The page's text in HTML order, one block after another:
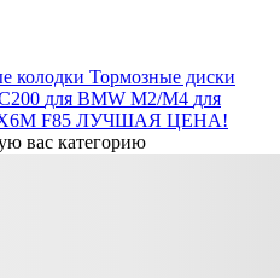
колодки Тормозные диски
для BMW M2/M4 для
F85 ЛУЧШАЯ ЦЕНА!
вас категорию